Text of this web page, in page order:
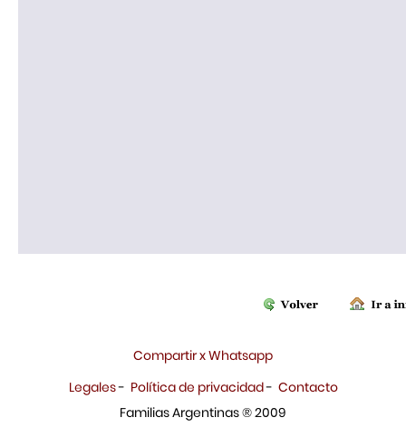
Compartir x Whatsapp
Legales- Política de privacidad- Contacto
Familias Argentinas ® 2009